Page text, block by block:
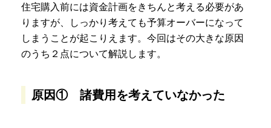
住宅購入前には資金計画をきちんと考える必要があ
りますが、しっかり考えても予算オーバーになって
しまうことが起こりえます。今回はその大きな原因
のうち２点について解説します。
原因① 諸費用を考えていなかった